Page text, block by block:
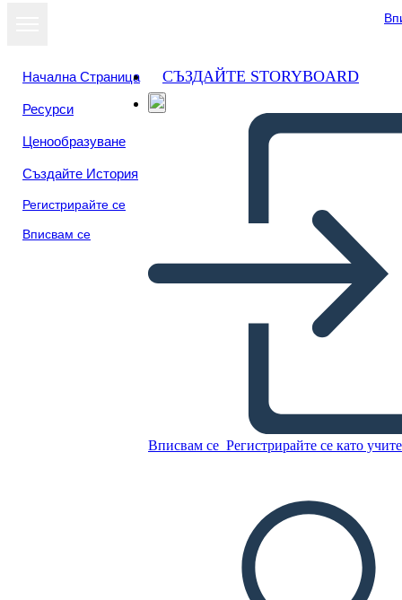
Начална Страница
Ресурси
Ценообразуване
Създайте История
Регистрирайте се
Вписвам се
СЪЗДАЙТЕ STORYBOARD
Вписвам се Регистрирайте се като
Резюме 2
Копирайте този Storyboard
СЪЗДАЙТЕ СЦЕНАРИЙ
ПУСКАНЕ НА СЛАЙДШОУ
ЧЕТИ МИ
Преглед като
слайдшоу